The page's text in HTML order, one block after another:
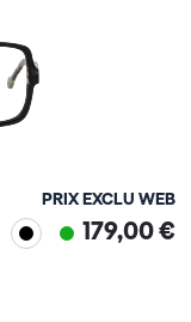
PRIX EXCLU WEB
179,00 €